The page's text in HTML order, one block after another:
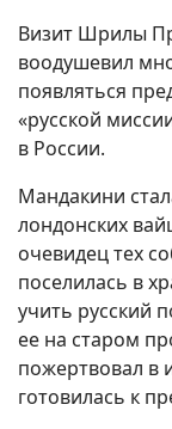
Визит Шрилы
воодушевил
появляться
«русской
в России.
Мандакини
лондонских
очевидец тех
поселилаcь в
учить русский
ее на старом
пожертвовал в
готовилась к